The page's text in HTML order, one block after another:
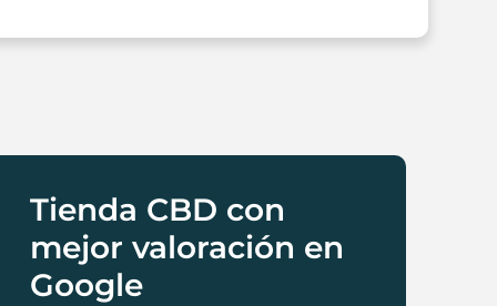
Tienda CBD con
mejor valoración en
Google